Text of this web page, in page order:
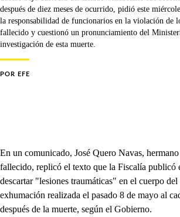
después de diez meses de ocurrido, pidió este
la responsabilidad de funcionarios en la violación de
fallecido y cuestionó un pronunciamiento del
investigación de esta muerte.
POR EFE
En un comunicado, José Quero Navas,
fallecido, replicó el texto que la Fiscalía publicó
descartar "lesiones traumáticas" en el cuerpo del
exhumación realizada el pasado 8 de mayo al
después de la muerte, según el Gobierno.